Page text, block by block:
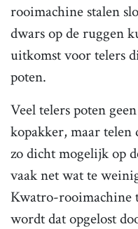
rooimachine stalen
dwars op de ruggen
uitkomst voor telers
poten.
Veel telers poten
kopakker, maar
zo dicht mogelijk op
vaak net wat te
Kwatro-rooimachine
wordt dat opgelost